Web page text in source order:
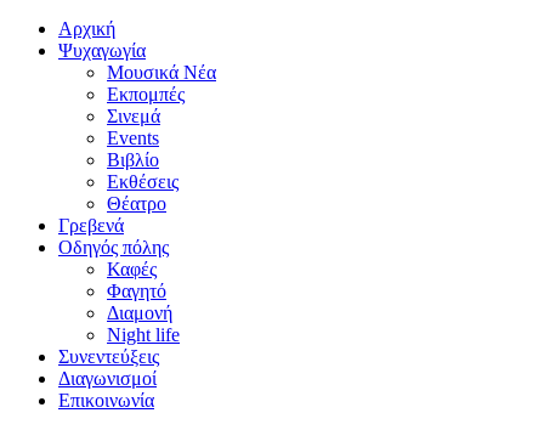
Αρχική
Ψυχαγωγία
Μουσικά Νέα
Εκπομπές
Σινεμά
Events
Βιβλίο
Εκθέσεις
Θέατρο
Γρεβενά
Οδηγός πόλης
Καφές
Φαγητό
Διαμονή
Night life
Συνεντεύξεις
Διαγωνισμοί
Επικοινωνία